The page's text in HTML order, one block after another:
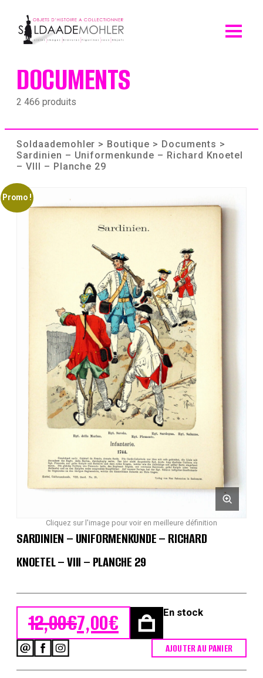
content
DOCUMENTS
2 466 produits
Soldaademohler > Boutique > Documents >
Sardinien – Uniformenkunde – Richard Knoetel
– VIII – Planche 29
Promo !
Cliquez sur l'image pour voir en meilleure définition
SARDINIEN – UNIFORMENKUNDE – RICHARD
KNOETEL – VIII – PLANCHE 29
12,00€
Le prix initial était : 12,00€.
7,00€
Le prix actuel est : 7,00€.
En stock
AJOUTER AU PANIER